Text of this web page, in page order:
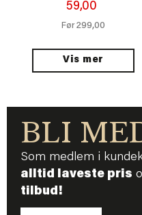
59,00
Før299,00
Vis mer
BLI
Som medlem i
alltid laveste pris
tilbud!